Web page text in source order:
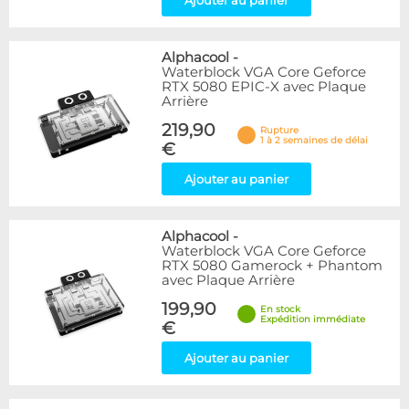
Alphacool -
Waterblock VGA Core Geforce
RTX 5080 EPIC-X avec Plaque
Arrière
219,90
€
Rupture
1 à 2 semaines de délai
Ajouter au panier
Alphacool -
Waterblock VGA Core Geforce
RTX 5080 Gamerock + Phantom
avec Plaque Arrière
199,90
€
En stock
Expédition immédiate
Ajouter au panier